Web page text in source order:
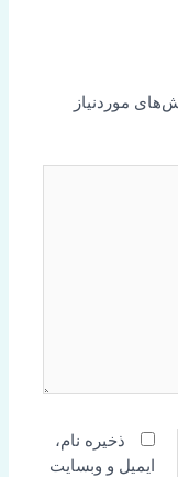
موردنیاز
ذخیره نام،
ایمیل و وبسایت